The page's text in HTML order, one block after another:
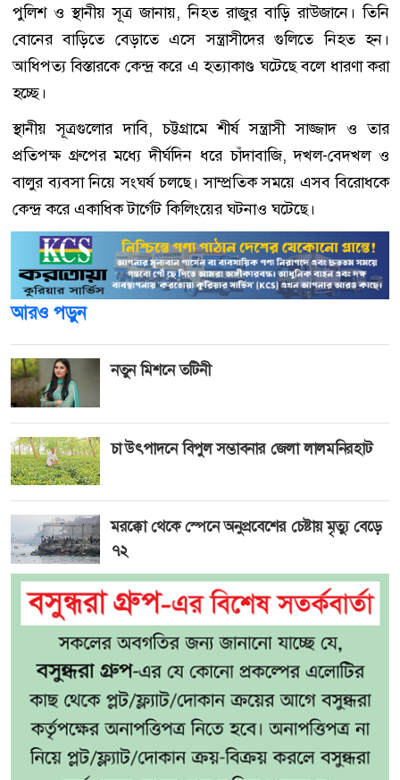
পুলিশ ও স্থানীয় সূত্র জানায়, নিহত রাজুর বাড়ি রাউজানে। তিনি
বোনের বাড়িতে বেড়াতে এসে সন্ত্রাসীদের গুলিতে নিহত হন।
আধিপত্য বিস্তারকে কেন্দ্র করে এ হত্যাকাণ্ড ঘটেছে বলে ধারণা করা
হচ্ছে।
স্থানীয় সূত্রগুলোর দাবি, চট্টগ্রামে শীর্ষ সন্ত্রাসী সাজ্জাদ ও তার
প্রতিপক্ষ গ্রুপের মধ্যে দীর্ঘদিন ধরে চাঁদাবাজি, দখল-বেদখল ও
বালুর ব্যবসা নিয়ে সংঘর্ষ চলছে। সাম্প্রতিক সময়ে এসব বিরোধকে
কেন্দ্র করে একাধিক টার্গেট কিলিংয়ের ঘটনাও ঘটেছে।
আরও পড়ুন
নতুন মিশনে তটিনী
চা উৎপাদনে বিপুল সম্ভাবনার জেলা লালমনিরহাট
মরক্কো থেকে স্পেনে অনুপ্রবেশের চেষ্টায় মৃত্যু বেড়ে
৭২